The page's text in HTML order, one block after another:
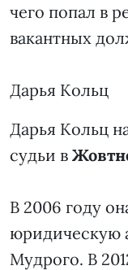
чего попал в
вакантных
Дарья Кольц
Дарья Кольц
судьи в
В 2006 году
юридическую
Мудрого. В